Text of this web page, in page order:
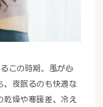
この時期。風が心
、夜眠るのも快適な
乾燥や寒暖差、冷え